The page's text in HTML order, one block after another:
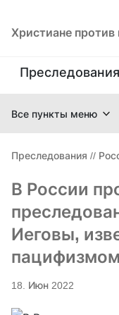
Христиане против
Преследования
Все пункты меню
Преследования //
В России
Иеговы,
пацифизмом
18. Июн 2022